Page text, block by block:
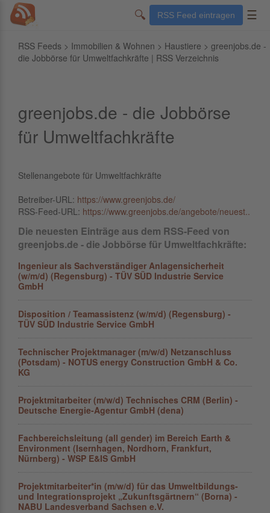
🔍 RSS Feed eintragen ☰
RSS Feeds > Immobilien & Wohnen > Haustiere > greenjobs.de -
die Jobbörse für Umweltfachkräfte | RSS Verzeichnis
greenjobs.de - die Jobbörse
für Umweltfachkräfte
Stellenangebote für Umweltfachkräfte
Betreiber-URL: https://www.greenjobs.de/
RSS-Feed-URL: https://www.greenjobs.de/angebote/neuest..
Die neuesten Einträge aus dem RSS-Feed von
greenjobs.de - die Jobbörse für Umweltfachkräfte:
Ingenieur als Sachverständiger Anlagensicherheit
(w/m/d) (Regensburg) - TÜV SÜD Industrie Service
GmbH
Disposition / Teamassistenz (w/m/d) (Regensburg) -
TÜV SÜD Industrie Service GmbH
Technischer Projektmanager (m/w/d) Netzanschluss
(Potsdam) - NOTUS energy Construction GmbH & Co.
KG
Projektmitarbeiter (m/w/d) Technisches CRM (Berlin) -
Deutsche Energie-Agentur GmbH (dena)
Fachbereichsleitung (all gender) im Bereich Earth &
Environment (Isernhagen, Nordhorn, Frankfurt,
Nürnberg) - WSP E&IS GmbH
Projektmitarbeiter*in (m/w/d) für das Umweltbildungs-
und Integrationsprojekt „Zukunftsgärtnern“ (Borna) -
NABU Landesverband Sachsen e.V.